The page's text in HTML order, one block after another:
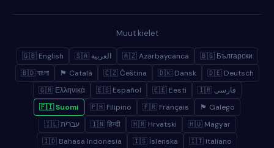
Muut kielet
🇬🇧 English 🇸🇦 العربية 🇦🇿 Azərbaycanca
🇧🇬 Български
🇧🇩 বাংলা
🏴 Català 🇨🇿 Čeština 🇩🇰 Dansk
🇩🇪 Deutsch
🇬🇷 Ελληνικά
🇪🇸 Español 🇪🇪 Eesti
🇮🇷 فارسی
🇫🇮 Suomi
🇵🇭 Filipino 🇫🇷 Français
🏴 Galego
🇮🇱 עברית
🇮🇳 हिन्दी 🇭🇷 Hrvatski
🇭🇺 Magyar
🇮🇩 Bahasa Indonesia
🇮🇸 Íslenska 🇮🇹 Italiano